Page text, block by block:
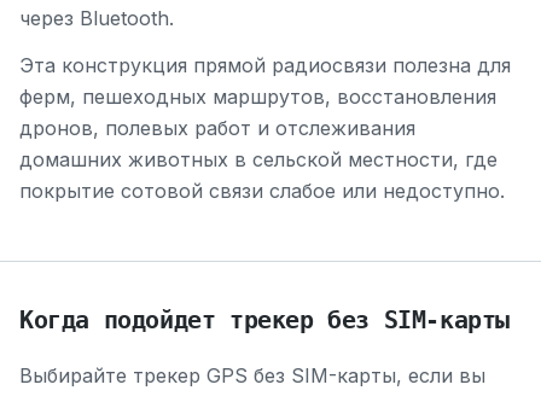
через Bluetooth.
Эта конструкция прямой радиосвязи полезна для
ферм, пешеходных маршрутов, восстановления
дронов, полевых работ и отслеживания
домашних животных в сельской местности, где
покрытие сотовой связи слабое или недоступно.
Когда подойдет трекер без SIM-карты
Выбирайте трекер GPS без SIM-карты, если вы